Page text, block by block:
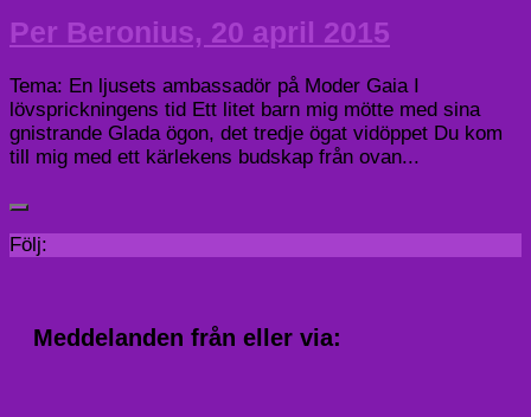
Per Beronius, 20 april 2015
Tema: En ljusets ambassadör på Moder Gaia I
lövsprickningens tid Ett litet barn mig mötte med sina
gnistrande Glada ögon, det tredje ögat vidöppet Du kom
till mig med ett kärlekens budskap från ovan...
Följ:
Meddelanden från eller via: